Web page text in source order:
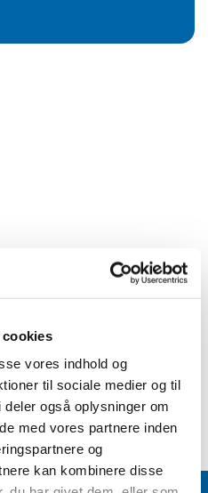
cookies
vores indhold og
til sociale medier og til
også oplysninger om
med vores partnere inden
og
kan kombinere disse